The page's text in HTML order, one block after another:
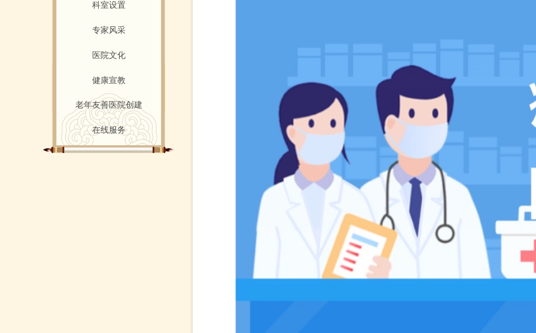
科室设置
专家风采
医院文化
健康宣教
老年友善医院创建
在线服务